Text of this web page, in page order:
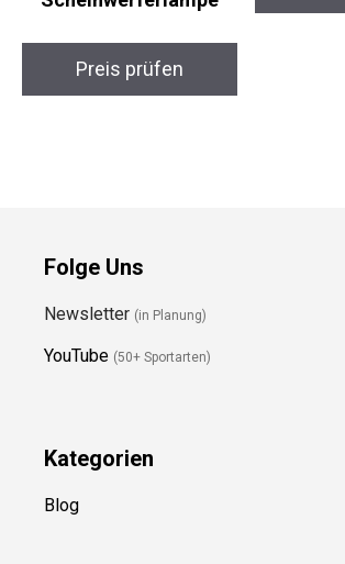
Preis prüfen
Folge Uns
Kategorien